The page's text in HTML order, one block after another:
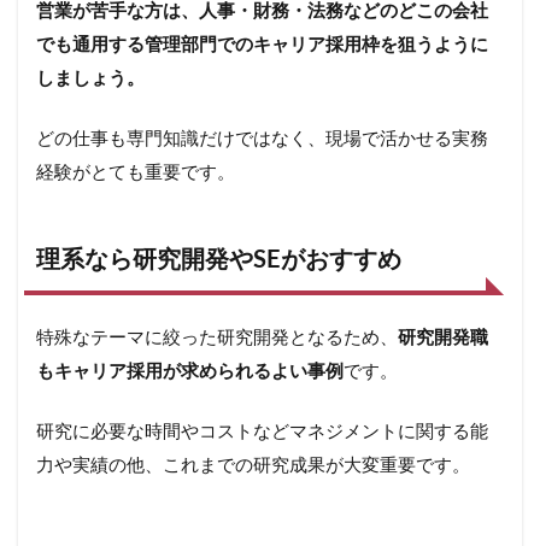
営業が苦手な方は、人事・財務・法務などのどこの会社
でも通用する管理部門でのキャリア採用枠を狙うように
しましょう。
どの仕事も専門知識だけではなく、現場で活かせる実務
経験がとても重要です。
理系なら研究開発やSEがおすすめ
特殊なテーマに絞った研究開発となるため、 研究開発職
もキャリア採用が求められるよい事例 です。
研究に必要な時間やコストなどマネジメントに関する能
力や実績の他、これまでの研究成果が大変重要です。